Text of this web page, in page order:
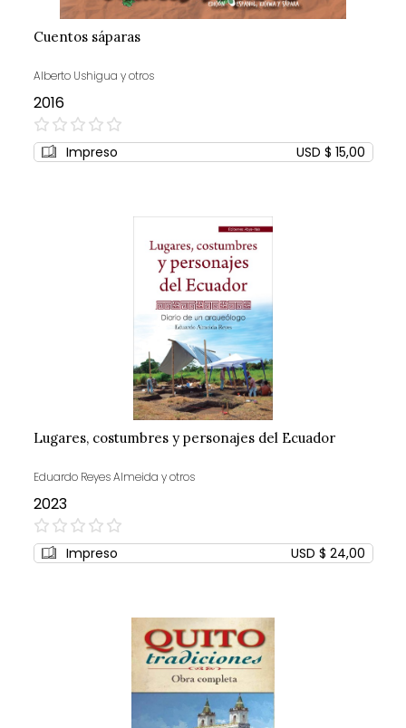
Cuentos sáparas
Alberto Ushigua y otros
2016
0%
Impreso USD $ 15,00
Lugares, costumbres y personajes del Ecuador
Eduardo Reyes Almeida y otros
2023
0%
Impreso USD $ 24,00